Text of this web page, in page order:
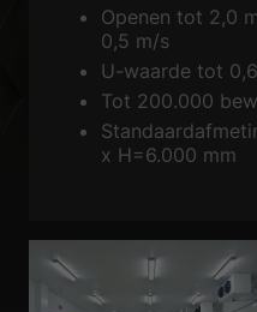
Openen tot 2,0
0,5 m/s
U-waarde tot
Tot 200.000
x H=6.000 mm
Privacyvoorkeur
Essentieel (1)
Essentiële cookies maken
voor de goede werking van de
Geef
helpt ons te begrijpen hoe onze
Geef